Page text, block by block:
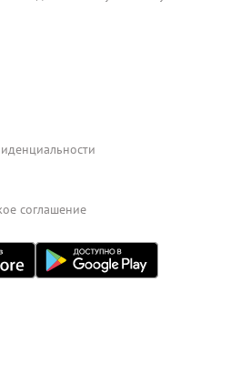
соглашение